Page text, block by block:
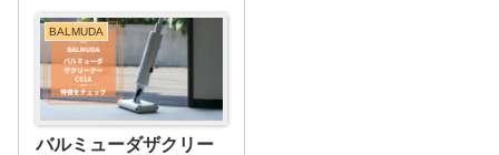
BALMUDA
バルミューダザクリー